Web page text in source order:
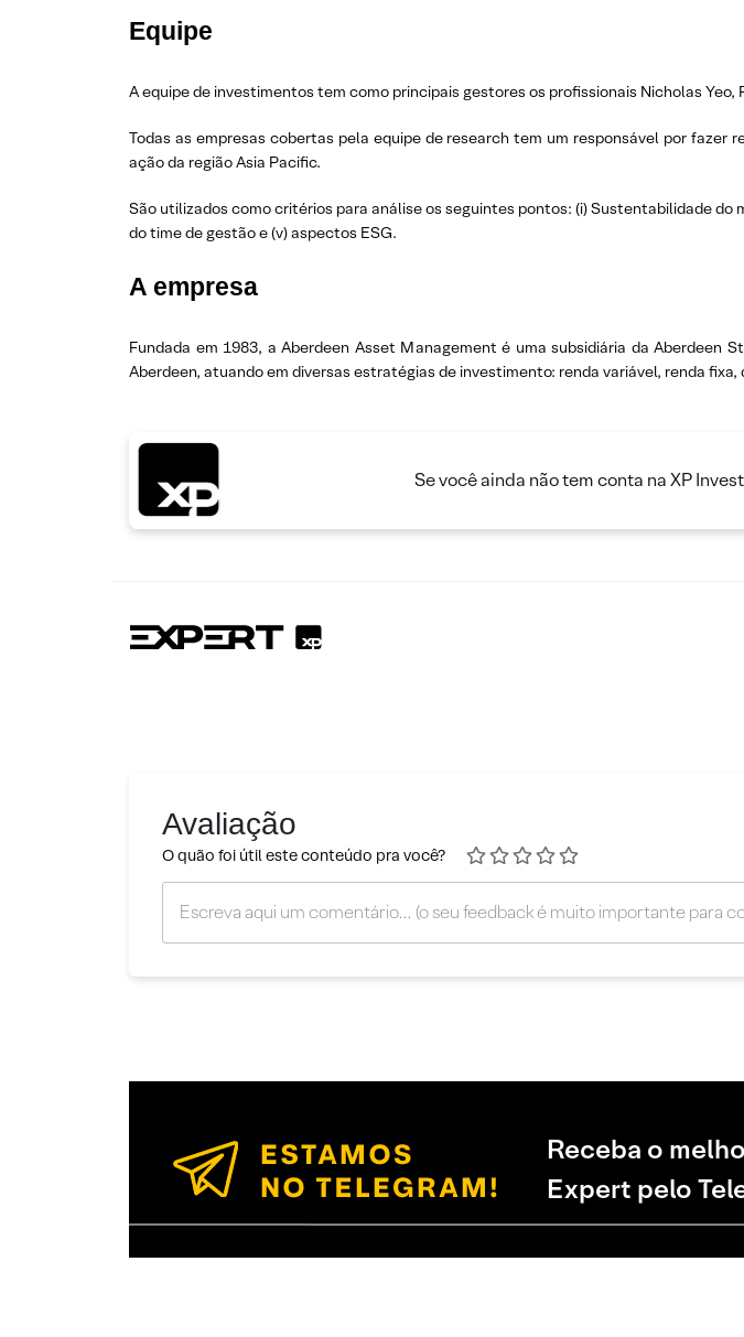
Equipe
A equipe de investimentos tem como principais gestores os profissionais Nicholas Yeo,
Todas as empresas cobertas pela equipe de research tem um responsável por
ação da região Asia Pacific.
São utilizados como critérios para análise os seguintes pontos: (i) Sustentabilidade
do time de gestão e (v) aspectos ESG.
A empresa
Fundada em 1983, a Aberdeen Asset Management é uma subsidiária da
Aberdeen, atuando em diversas estratégias de investimento: renda variável, renda
Se você ainda não tem conta na XP
Avaliação
O quão foi útil este conteúdo pra você?
Receba o
Expert pelo